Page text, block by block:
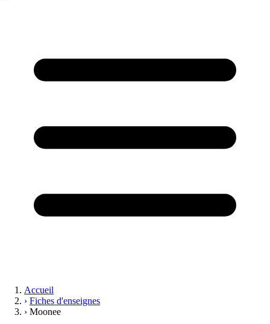
Accueil
› Fiches d'enseignes
› Moonee